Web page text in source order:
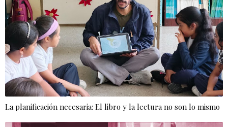
La planificación necesaria: El libro y la lectura no son lo mismo